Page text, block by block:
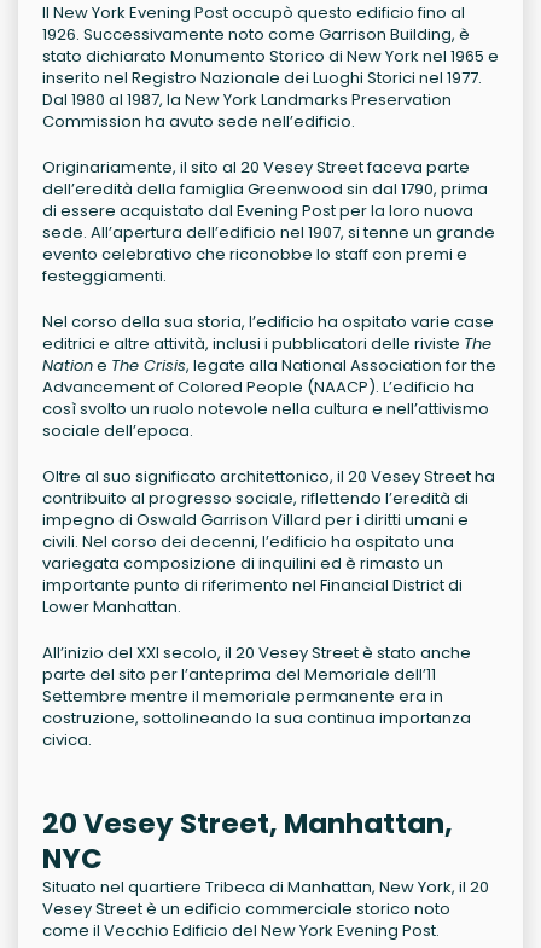
Il New York Evening Post occupò questo edificio fino al
1926. Successivamente noto come Garrison Building, è
stato dichiarato Monumento Storico di New York nel 1965 e
inserito nel Registro Nazionale dei Luoghi Storici nel 1977.
Dal 1980 al 1987, la New York Landmarks Preservation
Commission ha avuto sede nell’edificio.
Originariamente, il sito al 20 Vesey Street faceva parte
dell’eredità della famiglia Greenwood sin dal 1790, prima
di essere acquistato dal Evening Post per la loro nuova
sede. All’apertura dell’edificio nel 1907, si tenne un grande
evento celebrativo che riconobbe lo staff con premi e
festeggiamenti.
Nel corso della sua storia, l’edificio ha ospitato varie case
editrici e altre attività, inclusi i pubblicatori delle riviste The
Natione The Crisis, legate alla National Association for the
Advancement of Colored People (NAACP). L’edificio ha
così svolto un ruolo notevole nella cultura e nell’attivismo
sociale dell’epoca.
Oltre al suo significato architettonico, il 20 Vesey Street ha
contribuito al progresso sociale, riflettendo l’eredità di
impegno di Oswald Garrison Villard per i diritti umani e
civili. Nel corso dei decenni, l’edificio ha ospitato una
variegata composizione di inquilini ed è rimasto un
importante punto di riferimento nel Financial District di
Lower Manhattan.
All’inizio del XXI secolo, il 20 Vesey Street è stato anche
parte del sito per l’anteprima del Memoriale dell’11
Settembre mentre il memoriale permanente era in
costruzione, sottolineando la sua continua importanza
civica.
20 Vesey Street, Manhattan,
NYC
Situato nel quartiere Tribeca di Manhattan, New York, il 20
Vesey Street è un edificio commerciale storico noto
come il Vecchio Edificio del New York Evening Post.